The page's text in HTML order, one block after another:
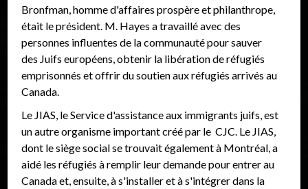
Bronfman, homme d'affaires prospère et philanthrope,
était le président. M. Hayes a travaillé avec des
personnes influentes de la communauté pour sauver
des Juifs européens, obtenir la libération de réfugiés
emprisonnés et offrir du soutien aux réfugiés arrivés au
Canada.
Le JIAS, le Service d'assistance aux immigrants juifs, est
un autre organisme important créé par le CJC. Le JIAS,
dont le siège social se trouvait également à Montréal, a
aidé les réfugiés à remplir leur demande pour entrer au
Canada et, ensuite, à s'installer et à s'intégrer dans la